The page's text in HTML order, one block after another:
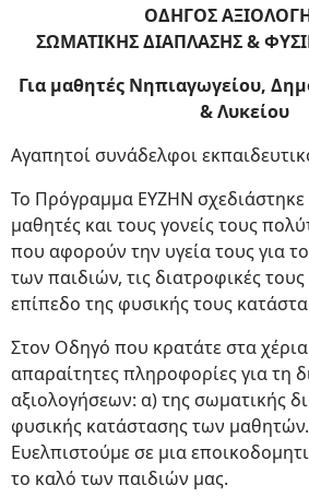
ΟΔΗΓΟΣ
ΣΩΜΑΤΙΚΗΣ ΔΙΑΠΛΑΣΗΣ &
Για μαθητές Νηπιαγωγείου,
& Λυκείου
Αγαπητοί συνάδελφοι
Το Πρόγραμμα ΕΥΖΗΝ σχεδιάστηκε
μαθητές και τους γονείς τους
που αφορούν την υγεία τους για
των παιδιών, τις διατροφικές
επίπεδο της φυσικής τους
Στον Οδηγό που κρατάτε στα χέρια
απαραίτητες πληροφορίες για τη
αξιολογήσεων: α) της σωματικής
φυσικής κατάστασης των μαθητών.
Ευελπιστούμε σε μια
το καλό των παιδιών μας.